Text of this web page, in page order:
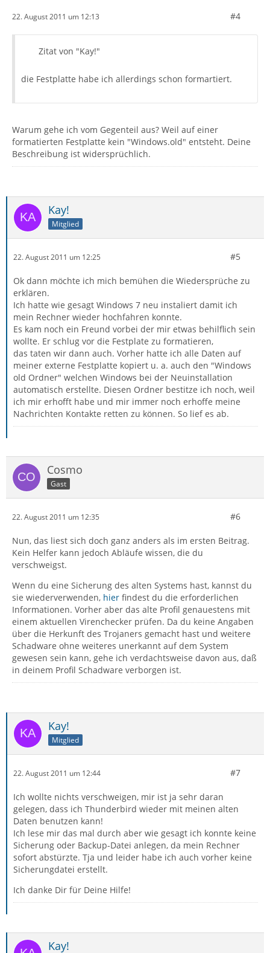
22. August 2011 um 12:13 #4
Zitat von "Kay!"
die Festplatte habe ich allerdings schon formartiert.
Warum gehe ich vom Gegenteil aus? Weil auf einer
formatierten Festplatte kein "Windows.old" entsteht. Deine
Beschreibung ist widersprüchlich.
Kay!
Mitglied
22. August 2011 um 12:25 #5
Ok dann möchte ich mich bemühen die Wiedersprüche zu
erklären.
Ich hatte wie gesagt Windows 7 neu instaliert damit ich
mein Rechner wieder hochfahren konnte.
Es kam noch ein Freund vorbei der mir etwas behilflich sein
wollte. Er schlug vor die Festplate zu formatieren,
das taten wir dann auch. Vorher hatte ich alle Daten auf
meiner externe Festplatte kopiert u. a. auch den "Windows
old Ordner" welchen Windows bei der Neuinstallation
automatisch erstellte. Diesen Ordner bestitze ich noch, weil
ich mir erhofft habe und mir immer noch erhoffe meine
Nachrichten Kontakte retten zu können. So lief es ab.
Cosmo
Gast
22. August 2011 um 12:35 #6
Nun, das liest sich doch ganz anders als im ersten Beitrag.
Kein Helfer kann jedoch Abläufe wissen, die du
verschweigst.
Wenn du eine Sicherung des alten Systems hast, kannst du
sie wiederverwenden, hier findest du die erforderlichen
Informationen. Vorher aber das alte Profil genauestens mit
einem aktuellen Virenchecker prüfen. Da du keine Angaben
über die Herkunft des Trojaners gemacht hast und weitere
Schadware ohne weiteres unerkannt auf dem System
gewesen sein kann, gehe ich verdachtsweise davon aus, daß
in deinem Profil Schadware verborgen ist.
Kay!
Mitglied
22. August 2011 um 12:44 #7
Ich wollte nichts verschweigen, mir ist ja sehr daran
gelegen, dass ich Thunderbird wieder mit meinen alten
Daten benutzen kann!
Ich lese mir das mal durch aber wie gesagt ich konnte keine
Sicherung oder Backup-Datei anlegen, da mein Rechner
sofort abstürzte. Tja und leider habe ich auch vorher keine
Sicherungdatei erstellt.
Ich danke Dir für Deine Hilfe!
Kay!